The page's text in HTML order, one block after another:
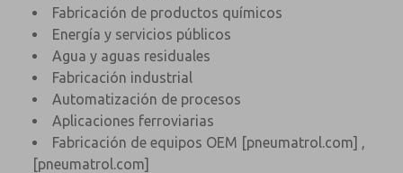
Fabricación de productos químicos
Energía y servicios públicos
Agua y aguas residuales
Fabricación industrial
Automatización de procesos
Aplicaciones ferroviarias
Fabricación de equipos OEM [pneumatrol.com] ,
[pneumatrol.com]